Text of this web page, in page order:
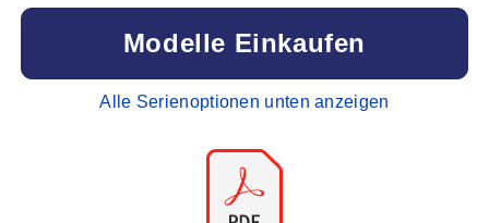
Modelle Einkaufen
Alle Serienoptionen unten anzeigen